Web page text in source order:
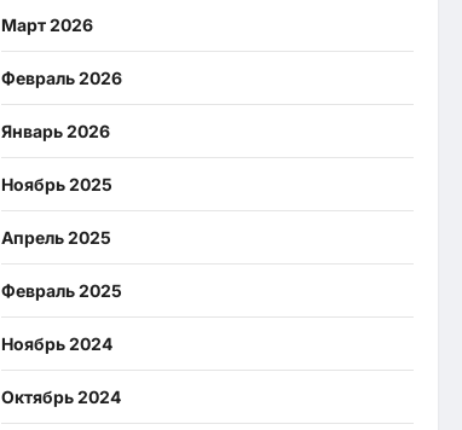
Март 2026
Февраль 2026
Январь 2026
Ноябрь 2025
Апрель 2025
Февраль 2025
Ноябрь 2024
Октябрь 2024